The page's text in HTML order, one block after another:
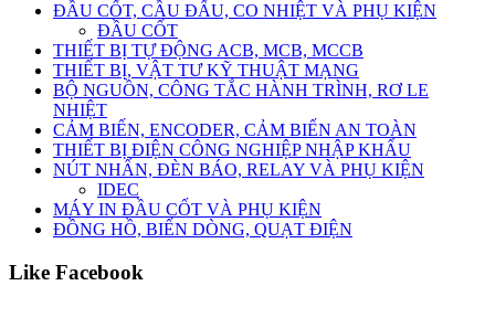
ĐẦU CỐT, CẦU ĐẤU, CO NHIỆT VÀ PHỤ KIỆN
ĐẦU CỐT
THIẾT BỊ TỰ ĐỘNG ACB, MCB, MCCB
THIẾT BỊ, VẬT TƯ KỸ THUẬT MẠNG
BỘ NGUỒN, CÔNG TẮC HÀNH TRÌNH, RƠ LE
NHIỆT
CẢM BIẾN, ENCODER, CẢM BIẾN AN TOÀN
THIẾT BỊ ĐIỆN CÔNG NGHIỆP NHẬP KHẨU
NÚT NHẤN, ĐÈN BÁO, RELAY VÀ PHỤ KIỆN
IDEC
MÁY IN ĐẦU CỐT VÀ PHỤ KIỆN
ĐỒNG HỒ, BIẾN DÒNG, QUẠT ĐIỆN
Like Facebook